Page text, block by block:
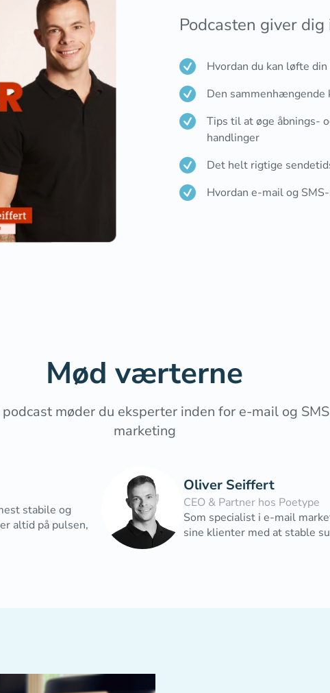
Podcasten giver
Hvordan du kan løfte
Den sammenhængende
Tips til at øge åbnings-
handlinger
Det helt rigtige
Hvordan e-mail og
Mød værterne
podcast møder du eksperter inden for e-mail og
marketing
stabile og
altid på pulsen,
Oliver Seiffert
CEO & Partner hos Poetype
Som specialist i e-mail
sine klienter med at stable